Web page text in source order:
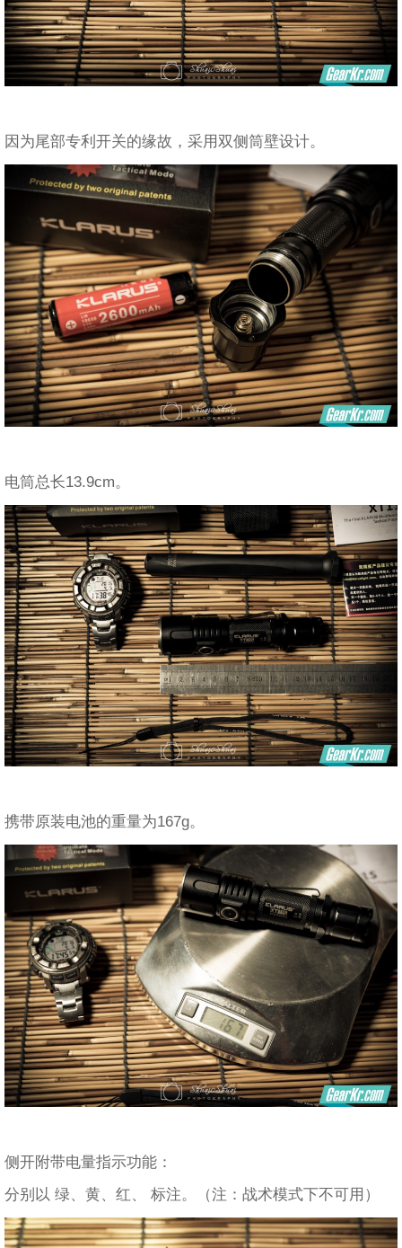
因为尾部专利开关的缘故，采用双侧筒壁设计。
电筒总长13.9cm。
携带原装电池的重量为167g。
侧开附带电量指示功能：
分别以 绿、黄、红、 标注。（注：战术模式下不可用）